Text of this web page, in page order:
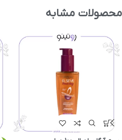
محصولات مشابه